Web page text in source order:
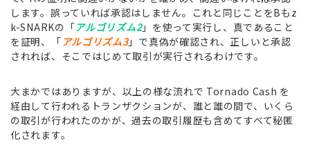
します。誤っていれば承認はしません。これと同じことをBもz
k-SNARKの「アルゴリズム2」を使って実行し、真であること
を証明、「アルゴリズム3」で真偽が確認され、正しいと承認
されれば、そこではじめて取引が実行されるわけです。
大まかではありますが、以上の様な流れで Tornado Cash を
経由して行われるトランザクションが、誰と誰の間で、いくら
の取引が行われたのかが、過去の取引履歴も含めてすべて秘匿
化されます。